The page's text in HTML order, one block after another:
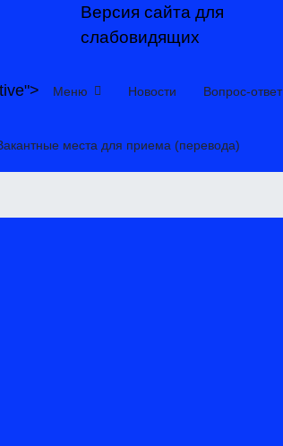
Версия сайта для
слабовидящих
Меню Новости Вопрос-ответ
места для приема (перевода)